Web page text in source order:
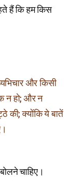
हैं कि हम किस
और किसी
न हो; और न
की; क्योंकि ये बातें
चाहिए।